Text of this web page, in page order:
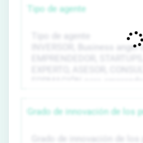
Tipo de agente
Grado de innovación de los